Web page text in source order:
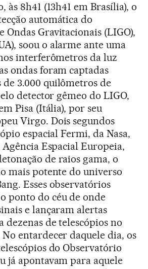
às 8h41 (13h41 em Brasília), o
automática do
Ondas Gravitacionais (LIGO),
soou o alarme ante uma
interferômetros da luz
ondas foram captadas
3.000 quilômetros de
detector gêmeo do LIGO,
Pisa (Itália), por seu
Virgo. Dois segundos
espacial Fermi, da Nasa,
Espacial Europeia,
de raios gama, o
mais potente do universo
Esses observatórios
ponto do céu de onde
e lançaram alertas
dezenas de telescópios no
entardecer daquele dia, os
do Observatório
já apontavam para aquele